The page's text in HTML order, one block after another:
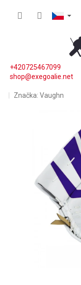
+420725467099
shop@exegoalie.net
Značka: Vaughn